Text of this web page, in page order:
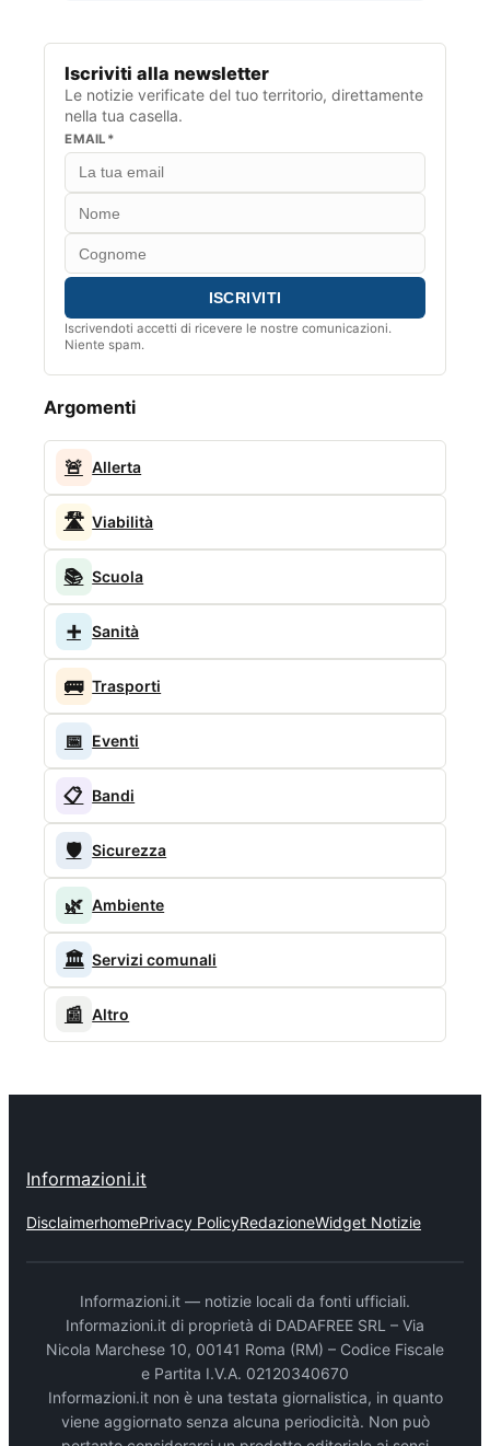
Iscriviti alla newsletter
Le notizie verificate del tuo territorio, direttamente
nella tua casella.
EMAIL*
Iscrivendoti accetti di ricevere le nostre comunicazioni.
Niente spam.
Argomenti
🚨 Allerta
🛣️ Viabilità
📚 Scuola
➕ Sanità
🚌 Trasporti
📅 Eventi
📋 Bandi
🛡️ Sicurezza
🌿 Ambiente
🏛️ Servizi comunali
📰 Altro
Informazioni.it
DisclaimerhomePrivacy PolicyRedazioneWidget Notizie
Informazioni.it — notizie locali da fonti ufficiali.
Informazioni.it di proprietà di DADAFREE SRL – Via
Nicola Marchese 10, 00141 Roma (RM) – Codice Fiscale
e Partita I.V.A. 02120340670
Informazioni.it non è una testata giornalistica, in quanto
viene aggiornato senza alcuna periodicità. Non può